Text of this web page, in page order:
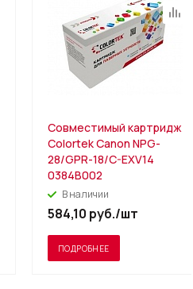
Совместимый картридж
Colortek Canon NPG-
28/GPR-18/C-EXV14
0384B002
В наличии
584,10 руб./шт
ПОДРОБНЕЕ